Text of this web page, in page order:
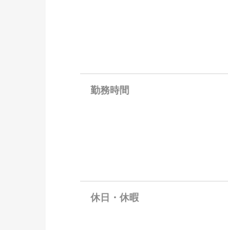
勤務時間
休日・休暇